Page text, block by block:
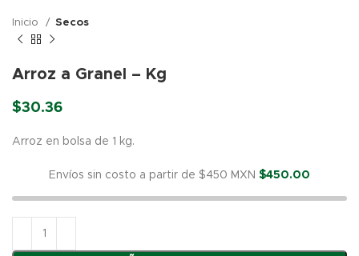
Inicio Secos
Arroz a Granel – Kg
$30.36
Arroz en bolsa de 1 kg.
Envíos sin costo a partir de $450 MXN $450.00